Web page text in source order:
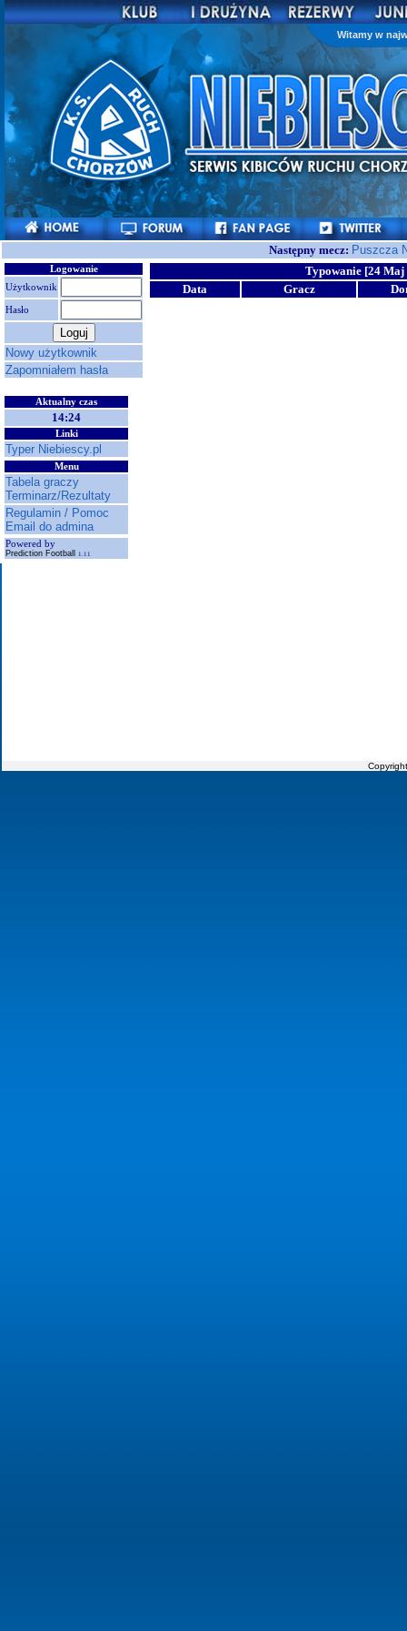
Witamy w
Następny mecz: Puszcza
Logowanie
Użytkownik
Hasło
Nowy użytkownik
Zapomniałem hasła
Aktualny czas
14:24
Linki
Typer Niebiescy.pl
Menu
Tabela graczy
Terminarz/Rezultaty
Regulamin / Pomoc
Email do admina
Powered by
Prediction Football 1.11
Typowanie [24 Maj
Data
Gracz